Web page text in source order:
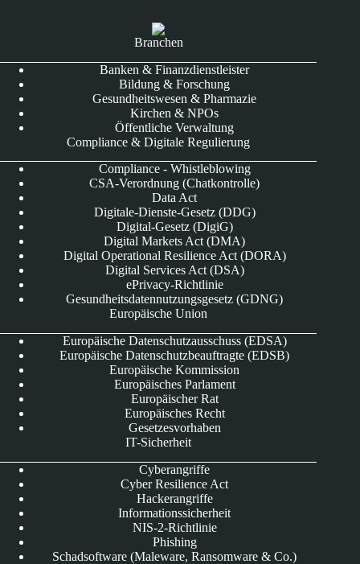
Branchen
Banken & Finanzdienstleister
Bildung & Forschung
Gesundheitswesen & Pharmazie
Kirchen & NPOs
Öffentliche Verwaltung
Compliance & Digitale Regulierung
Compliance - Whistleblowing
CSA-Verordnung (Chatkontrolle)
Data Act
Digitale-Dienste-Gesetz (DDG)
Digital-Gesetz (DigiG)
Digital Markets Act (DMA)
Digital Operational Resilience Act (DORA)
Digital Services Act (DSA)
ePrivacy-Richtlinie
Gesundheitsdatennutzungsgesetz (GDNG)
Europäische Union
Europäische Datenschutzausschuss (EDSA)
Europäische Datenschutzbeauftragte (EDSB)
Europäische Kommission
Europäisches Parlament
Europäischer Rat
Europäisches Recht
Gesetzesvorhaben
IT-Sicherheit
Cyberangriffe
Cyber Resilience Act
Hackerangriffe
Informationssicherheit
NIS-2-Richtlinie
Phishing
Schadsoftware (Maleware, Ransomware & Co.)